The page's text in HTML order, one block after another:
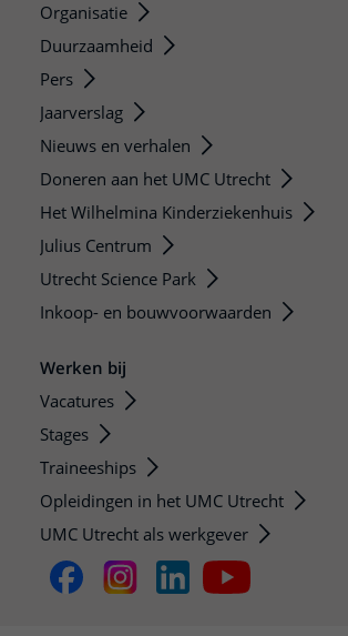
Organisatie
Duurzaamheid
Pers
Jaarverslag
Nieuws en verhalen
Doneren aan het UMC Utrecht
Het Wilhelmina Kinderziekenhuis
Julius Centrum
Utrecht Science Park
Inkoop- en bouwvoorwaarden
Werken bij
Vacatures
Stages
Traineeships
Opleidingen in het UMC Utrecht
UMC Utrecht als werkgever